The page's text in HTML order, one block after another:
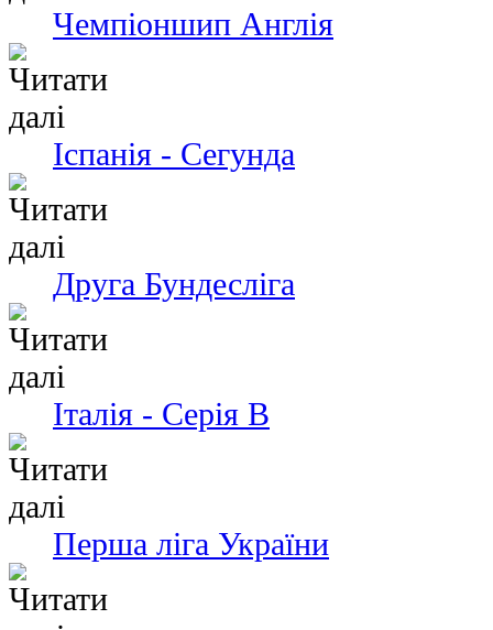
Чемпіоншип Англія
Іспанія - Сегунда
Друга Бундесліга
Італія - Серія В
Перша ліга України